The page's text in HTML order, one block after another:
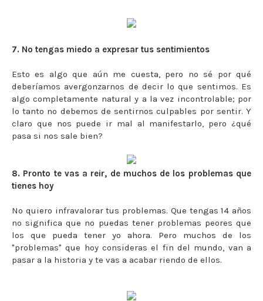
7. No tengas miedo a expresar tus sentimientos
Esto es algo que aún me cuesta, pero no sé por qué
deberíamos avergonzarnos de decir lo que sentimos. Es
algo completamente natural y a la vez incontrolable; por
lo tanto no debemos de sentirnos culpables por sentir. Y
claro que nos puede ir mal al manifestarlo, pero ¿qué
pasa si nos sale bien?
8. Pronto te vas a reir, de muchos de los problemas que
tienes hoy
No quiero infravalorar tus problemas. Que tengas 14 años
no significa que no puedas tener problemas peores que
los que pueda tener yo ahora. Pero muchos de los
"problemas" que hoy consideras el fin del mundo, van a
pasar a la historia y te vas a acabar riendo de ellos.